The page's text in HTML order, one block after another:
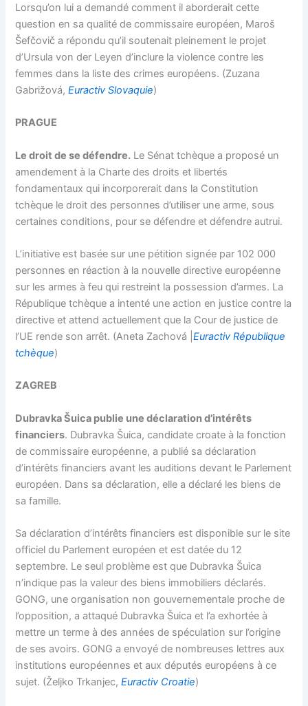
Lorsqu’on lui a demandé comment il aborderait cette
question en sa qualité de commissaire européen, Maroš
Šefčovič a répondu qu’il soutenait pleinement le projet
d’Ursula von der Leyen d’inclure la violence contre les
femmes dans la liste des crimes européens. (Zuzana
Gabrižová,Euractiv Slovaquie)
PRAGUE
Le droit de se défendre. Le Sénat tchèque a proposé un
amendement à la Charte des droits et libertés
fondamentaux qui incorporerait dans la Constitution
tchèque le droit des personnes d’utiliser une arme, sous
certaines conditions, pour se défendre et défendre autrui.
L’initiative est basée sur une pétition signée par 102 000
personnes en réaction à la nouvelle directive européenne
sur les armes à feu qui restreint la possession d’armes. La
République tchèque a intenté une action en justice contre la
directive et attend actuellement que la Cour de justice de
l’UE rende son arrêt. (Aneta Zachová |Euractiv République
tchèque)
ZAGREB
Dubravka Šuica publie une déclaration d’intérêts
financiers. Dubravka Šuica, candidate croate à la fonction
de commissaire européenne, a publié sa déclaration
d’intérêts financiers avant les auditions devant le Parlement
européen. Dans sa déclaration, elle a déclaré les biens de
sa famille.
Sa déclaration d’intérêts financiers est disponible sur le site
officiel du Parlement européen et est datée du 12
septembre. Le seul problème est que Dubravka Šuica
n’indique pas la valeur des biens immobiliers déclarés.
GONG, une organisation non gouvernementale proche de
l’opposition, a attaqué Dubravka Šuica et l’a exhortée à
mettre un terme à des années de spéculation sur l’origine
de ses avoirs. GONG a envoyé de nombreuses lettres aux
institutions européennes et aux députés européens à ce
sujet. (Željko Trkanjec,Euractiv Croatie)